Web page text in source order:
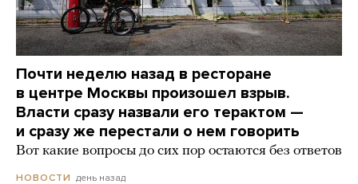
Почти неделю назад в ресторане
в центре Москвы произошел взрыв.
Власти сразу назвали его терактом —
и сразу же перестали о нем говорить
Вот какие вопросы до сих пор остаются без ответов
НОВОСТИ день назад